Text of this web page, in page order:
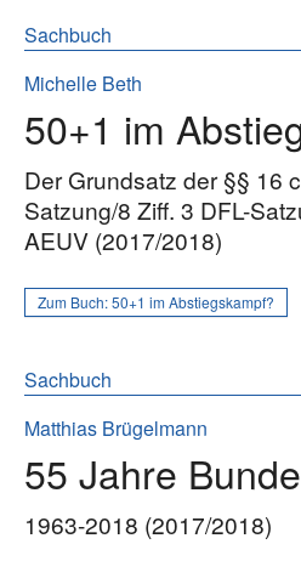
Sachbuch
Michelle Beth
50+1 im
Der Grundsatz der §§ 16
Satzung/8 Ziff. 3 DFL-
AEUV (2017/2018)
Zum Buch:50+1 im Abstiegskampf?
Sachbuch
Matthias Brügelmann
55 Jahre
1963-2018 (2017/2018)